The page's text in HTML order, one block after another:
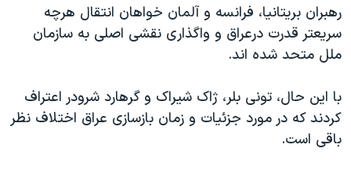
جهش
به
جستجو
ورزشی
گزیده‌ها
ویدیوها
فرهنگ و زندگی
جام جهانی ۲۰۲۶
عملیات خشم حماسی
بایگانی برنامه‌های تلویزیونی
مستندها
فرکانس‌های صدای آمریکا
پخش رادیویی
دنبال کنید
رهبران بريتانيا، فرانسه و آلمان خواهان انتقال هرچه
سريعتر قدرت درعراق و واگذاری نقشی اصلی به سازمان
ملل متحد شده اند.
با اين حال، تونی بلر، ژاک شيراک و گرهارد شرودر اعتراف
کردند که در مورد جزئيات و زمان بازسازی عراق اختلاف نظر
باقی است.